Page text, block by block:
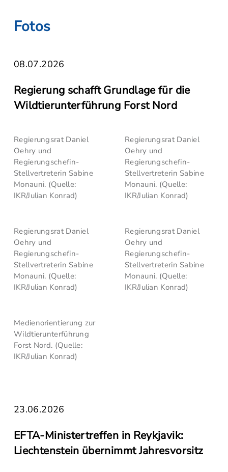
Fotos
08.07.2026
Regierung schafft Grundlage für die
Wildtierunterführung Forst Nord
Regierungsrat Daniel
Oehry und
Regierungschefin-
Stellvertreterin Sabine
Monauni. (Quelle:
IKR/Julian Konrad)
Regierungsrat Daniel
Oehry und
Regierungschefin-
Stellvertreterin Sabine
Monauni. (Quelle:
IKR/Julian Konrad)
Regierungsrat Daniel
Oehry und
Regierungschefin-
Stellvertreterin Sabine
Monauni. (Quelle:
IKR/Julian Konrad)
Regierungsrat Daniel
Oehry und
Regierungschefin-
Stellvertreterin Sabine
Monauni. (Quelle:
IKR/Julian Konrad)
Medienorientierung zur
Wildtierunterführung
Forst Nord. (Quelle:
IKR/Julian Konrad)
23.06.2026
EFTA-Ministertreffen in Reykjavik:
Liechtenstein übernimmt Jahresvorsitz